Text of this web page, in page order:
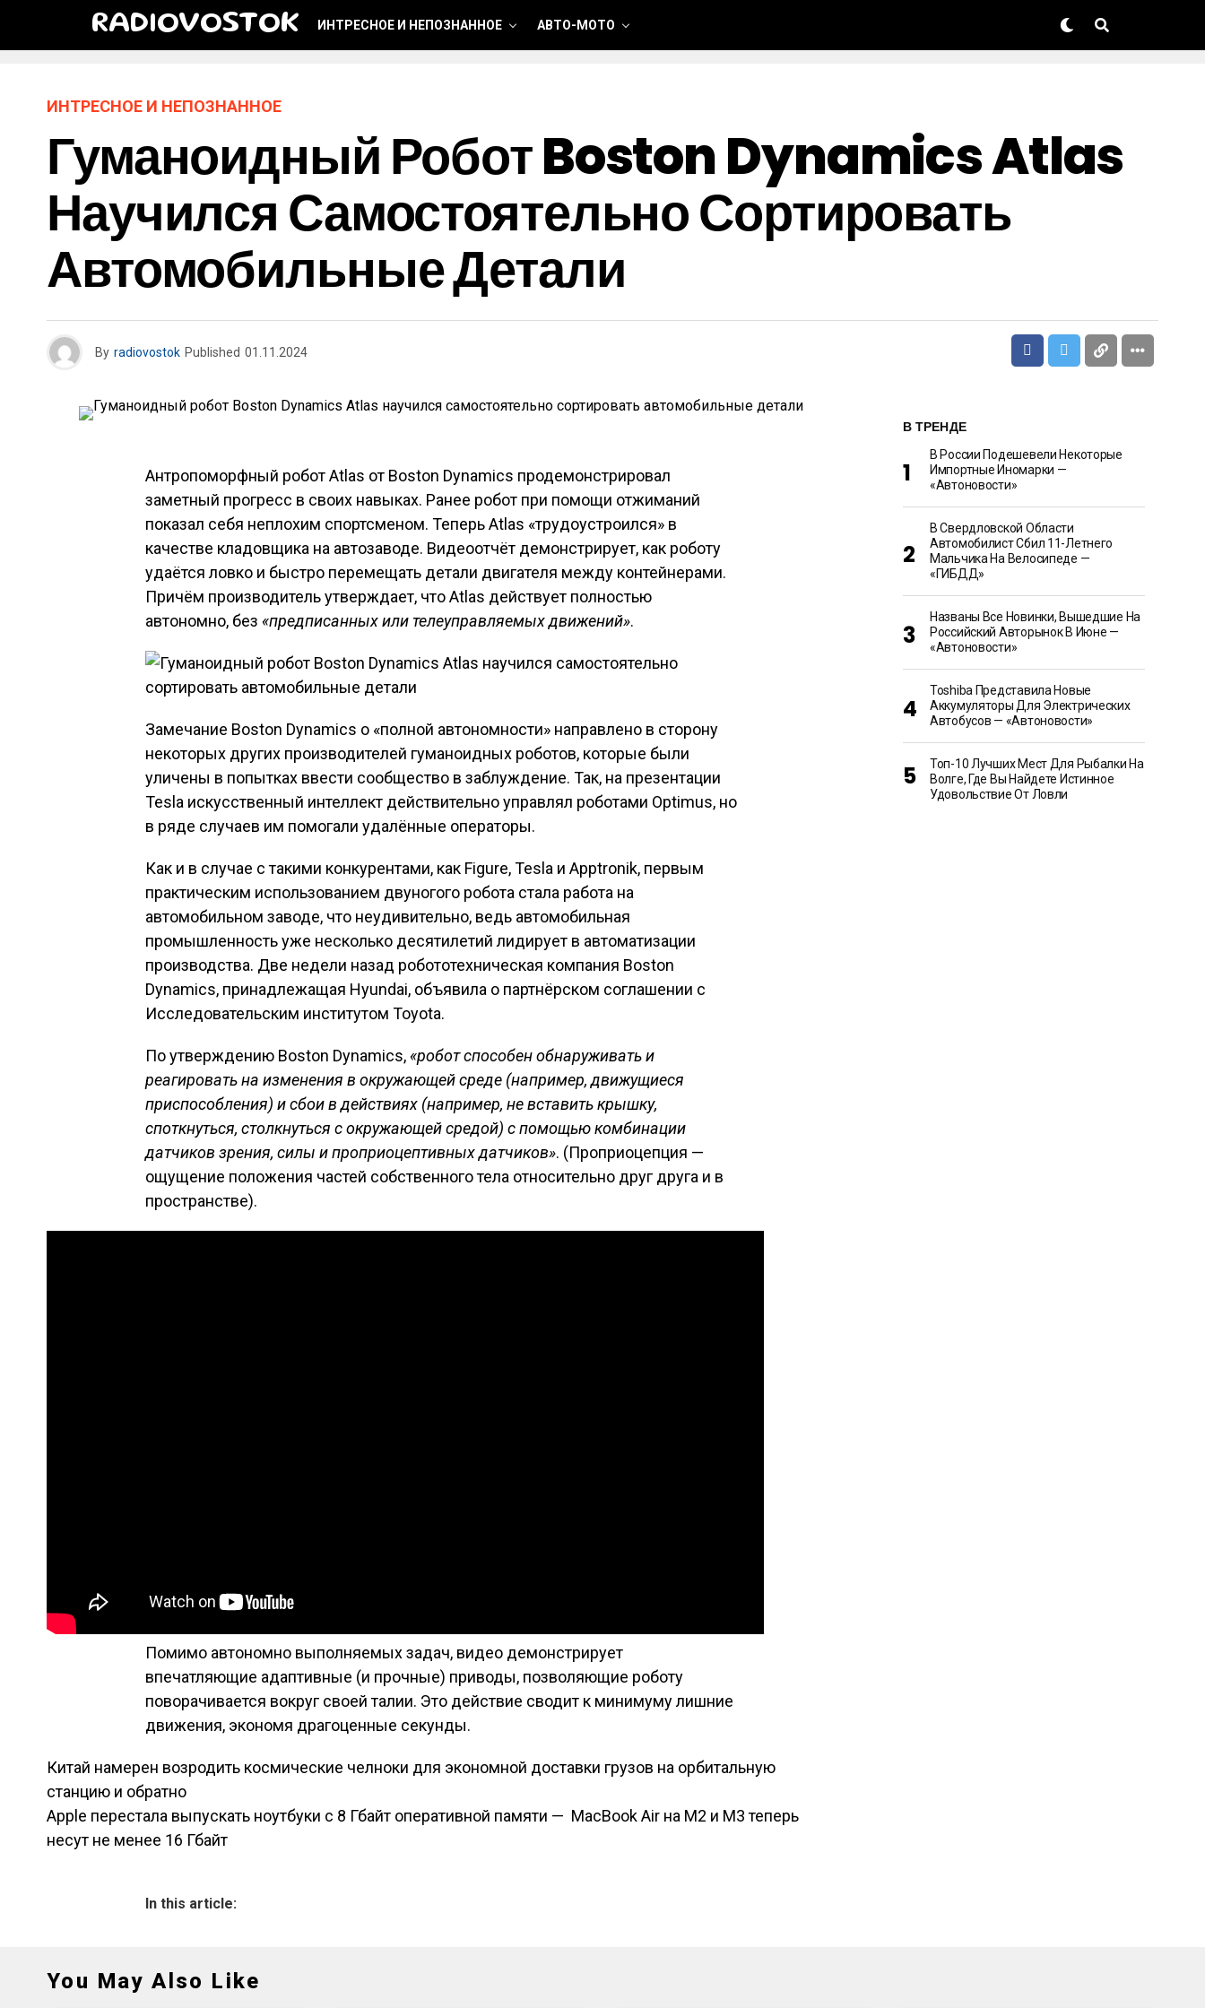
RADIOVOSTOK ИНТРЕСНОЕ И НЕПОЗНАННОЕ АВТО-МОТО
ИНТРЕСНОЕ И НЕПОЗНАННОЕ
Гуманоидный Робот Boston Dynamics Atlas
Научился Самостоятельно Сортировать
Автомобильные Детали
By radiovostok Published 01.11.2024
Антропоморфный робот Atlas от Boston Dynamics продемонстрировал
заметный прогресс в своих навыках. Ранее робот при помощи отжиманий
показал себя неплохим спортсменом. Теперь Atlas «трудоустроился» в
качестве кладовщика на автозаводе. Видеоотчёт демонстрирует, как роботу
удаётся ловко и быстро перемещать детали двигателя между контейнерами.
Причём производитель утверждает, что Atlas действует полностью
автономно, без «предписанных или телеуправляемых движений».
Замечание Boston Dynamics о «полной автономности» направлено в сторону
некоторых других производителей гуманоидных роботов, которые были
уличены в попытках ввести сообщество в заблуждение. Так, на презентации
Tesla искусственный интеллект действительно управлял роботами Optimus, но
в ряде случаев им помогали удалённые операторы.
Как и в случае с такими конкурентами, как Figure, Tesla и Apptronik, первым
практическим использованием двуногого робота стала работа на
автомобильном заводе, что неудивительно, ведь автомобильная
промышленность уже несколько десятилетий лидирует в автоматизации
производства. Две недели назад робототехническая компания Boston
Dynamics, принадлежащая Hyundai, объявила о партнёрском соглашении с
Исследовательским институтом Toyota.
По утверждению Boston Dynamics, «робот способен обнаруживать и
реагировать на изменения в окружающей среде (например, движущиеся
приспособления) и сбои в действиях (например, не вставить крышку,
споткнуться, столкнуться с окружающей средой) с помощью комбинации
датчиков зрения, силы и проприоцептивных датчиков». (Проприоцепция —
ощущение положения частей собственного тела относительно друг друга и в
пространстве).
Помимо автономно выполняемых задач, видео демонстрирует
впечатляющие адаптивные (и прочные) приводы, позволяющие роботу
поворачивается вокруг своей талии. Это действие сводит к минимуму лишние
движения, экономя драгоценные секунды.
Навигация по записям
Китай намерен возродить космические челноки для экономной доставки грузов на орбитальную
станцию и обратно
Apple перестала выпускать ноутбуки с 8 Гбайт оперативной памяти — MacBook Air на M2 и M3 теперь
несут не менее 16 Гбайт
In this article:
В ТРЕНДЕ
В России Подешевели Некоторые
Импортные Иномарки —
«Автоновости»
В Свердловской Области
Автомобилист Сбил 11-Летнего
Мальчика На Велосипеде —
«ГИБДД»
Названы Все Новинки, Вышедшие На
Российский Авторынок В Июне —
«Автоновости»
Toshiba Представила Новые
Аккумуляторы Для Электрических
Автобусов — «Автоновости»
Топ-10 Лучших Мест Для Рыбалки На
Волге, Где Вы Найдете Истинное
Удовольствие От Ловли
You May Also Like